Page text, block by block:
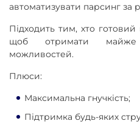
автоматизувати парсинг за
Підходить тим, хто
щоб отримати майже
можливостей.
Плюси:
Максимальна гнучкість;
Підтримка будь-яких